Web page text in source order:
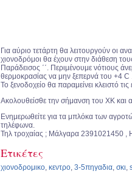
Για αύριο τετάρτη θα λειτουργούν οι
χιονοδρόμοι θα έχουν στην διάθεση τους
Παράδεισος ΄΄. Περιμένουμε νότιους
θερμοκρασίας να μην ξεπερνά του +4 C
Το ξενοδοχείο θα παραμείνει κλειστό
Ακολουθείσθε την σήμανση του ΧΚ και
Ενημερωθείτε για τα μπλόκα των
τηλέφωνα.
Τηλ τροχαίας ; Μάλγαρα 2391021450 ,
Ετικέτες
χιονοδρομικο, κεντρο, 3-5πηγαδια, σκι,